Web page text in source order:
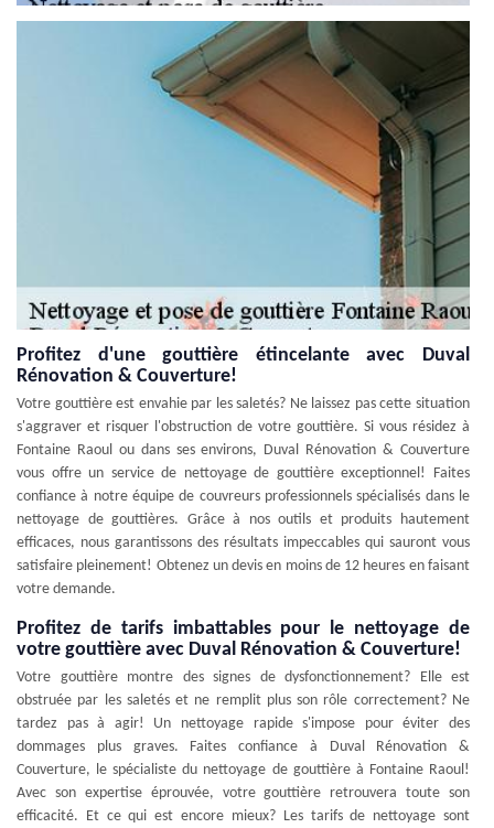
Profitez d'une gouttière étincelante avec Duval
Rénovation & Couverture!
Votre gouttière est envahie par les saletés? Ne laissez pas cette situation
s'aggraver et risquer l'obstruction de votre gouttière. Si vous résidez à
Fontaine Raoul ou dans ses environs, Duval Rénovation & Couverture
vous offre un service de nettoyage de gouttière exceptionnel! Faites
confiance à notre équipe de couvreurs professionnels spécialisés dans le
nettoyage de gouttières. Grâce à nos outils et produits hautement
efficaces, nous garantissons des résultats impeccables qui sauront vous
satisfaire pleinement! Obtenez un devis en moins de 12 heures en faisant
votre demande.
Profitez de tarifs imbattables pour le nettoyage de
votre gouttière avec Duval Rénovation & Couverture!
Votre gouttière montre des signes de dysfonctionnement? Elle est
obstruée par les saletés et ne remplit plus son rôle correctement? Ne
tardez pas à agir! Un nettoyage rapide s'impose pour éviter des
dommages plus graves. Faites confiance à Duval Rénovation &
Couverture, le spécialiste du nettoyage de gouttière à Fontaine Raoul!
Avec son expertise éprouvée, votre gouttière retrouvera toute son
efficacité. Et ce qui est encore mieux? Les tarifs de nettoyage sont